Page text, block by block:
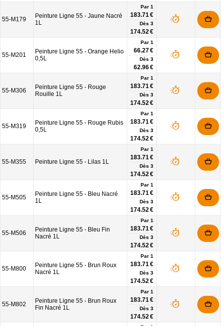
55-M179
Peinture Ligne 55 - Jaune Nacré
1L
Par 1
183.71 €
Dès 3
174.52 €
55-M201
Peinture Ligne 55 - Orange Helio
0,5L
Par 1
66.27 €
Dès 3
62.96 €
55-M306
Peinture Ligne 55 - Rouge
Rouille 1L
Par 1
183.71 €
Dès 3
174.52 €
55-M319
Peinture Ligne 55 - Rouge Rubis
0,5L
Par 1
183.71 €
Dès 3
174.52 €
55-M355 Peinture Ligne 55 - Lilas 1L
Par 1
183.71 €
Dès 3
174.52 €
55-M505
Peinture Ligne 55 - Bleu Nacré
1L
Par 1
183.71 €
Dès 3
174.52 €
55-M506
Peinture Ligne 55 - Bleu Fin
Nacré 1L
Par 1
183.71 €
Dès 3
174.52 €
55-M800
Peinture Ligne 55 - Brun Roux
Nacré 1L
Par 1
183.71 €
Dès 3
174.52 €
55-M802
Peinture Ligne 55 - Brun Roux
Fin Nacré 1L
Par 1
183.71 €
Dès 3
174.52 €